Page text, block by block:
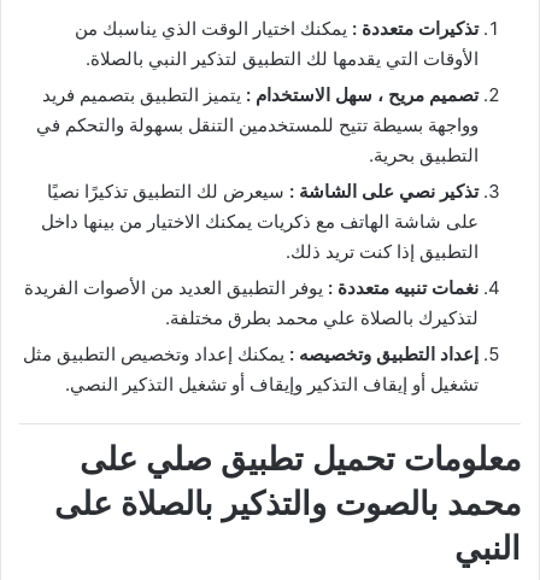
تذكيرات متعددة : يمكنك اختيار الوقت الذي يناسبك من
الأوقات التي يقدمها لك التطبيق لتذكير النبي بالصلاة.
تصميم مريح ، سهل الاستخدام : يتميز التطبيق بتصميم فريد
وواجهة بسيطة تتيح للمستخدمين التنقل بسهولة والتحكم في
التطبيق بحرية.
تذكير نصي على الشاشة : سيعرض لك التطبيق تذكيرًا نصيًا
على شاشة الهاتف مع ذكريات يمكنك الاختيار من بينها داخل
التطبيق إذا كنت تريد ذلك.
نغمات تنبيه متعددة : يوفر التطبيق العديد من الأصوات الفريدة
لتذكيرك بالصلاة علي محمد بطرق مختلفة.
إعداد التطبيق وتخصيصه : يمكنك إعداد وتخصيص التطبيق مثل
تشغيل أو إيقاف التذكير وإيقاف أو تشغيل التذكير النصي.
معلومات تحميل تطبيق صلي على
محمد بالصوت والتذكير بالصلاة على
النبي